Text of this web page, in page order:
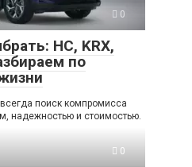
0
HC, KRX,
по
поиск компромисса
надежностью и стоимостью.
0